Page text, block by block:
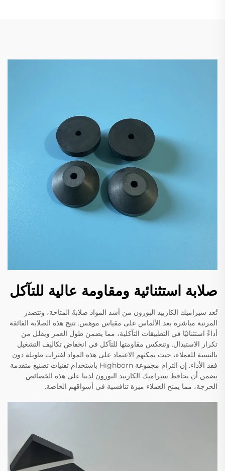
صلابة استثنائية ومقاومة عالية للتآكل
تُعد سيراميك الكاربيد البورون من أشد المواد صلابةً المتاحة، وتتصدر
المرتبة مباشرة بعد الألماس على مقياس موهس. تتيح هذه الصلابة الفائقة
أداءً استثنائيًا في التطبيقات التآكلية، مما يضمن طول العمر ويقلل من
تكرار الاستبدال. وتنعكس مقاومتها للتآكل في انخفاض تكاليف التشغيل
بالنسبة للعملاء، حيث يمكنهم الاعتماد على هذه المواد لفترات طويلة دون
فقد الأداء. إن التزام مجموعة Highborn باستخدام تقنيات تصنيع متقدمة
يضمن أن تحافظ سيراميك الكاربيد البورون لدينا على هذه الخصائص
الحرجة، مما يمنح العملاء ميزة تنافسية في أسواقهم الخاصة.